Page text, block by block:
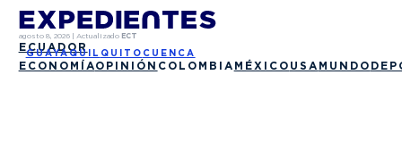
agosto 8, 2026| Actualizado ECT
ECUADOR
GUAYAQUIL QUITO CUENCA
ECONOMÍAOPINIÓN COLOMBIA MÉXICO USA MUNDO